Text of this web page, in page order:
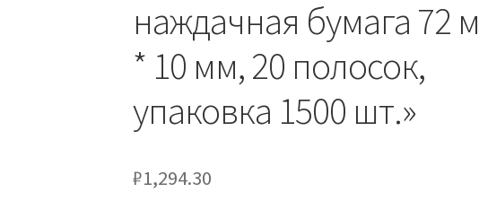
наждачная бумага 72
* 10 мм, 20 полосок,
упаковка 1500 шт.»
₽1,294.30